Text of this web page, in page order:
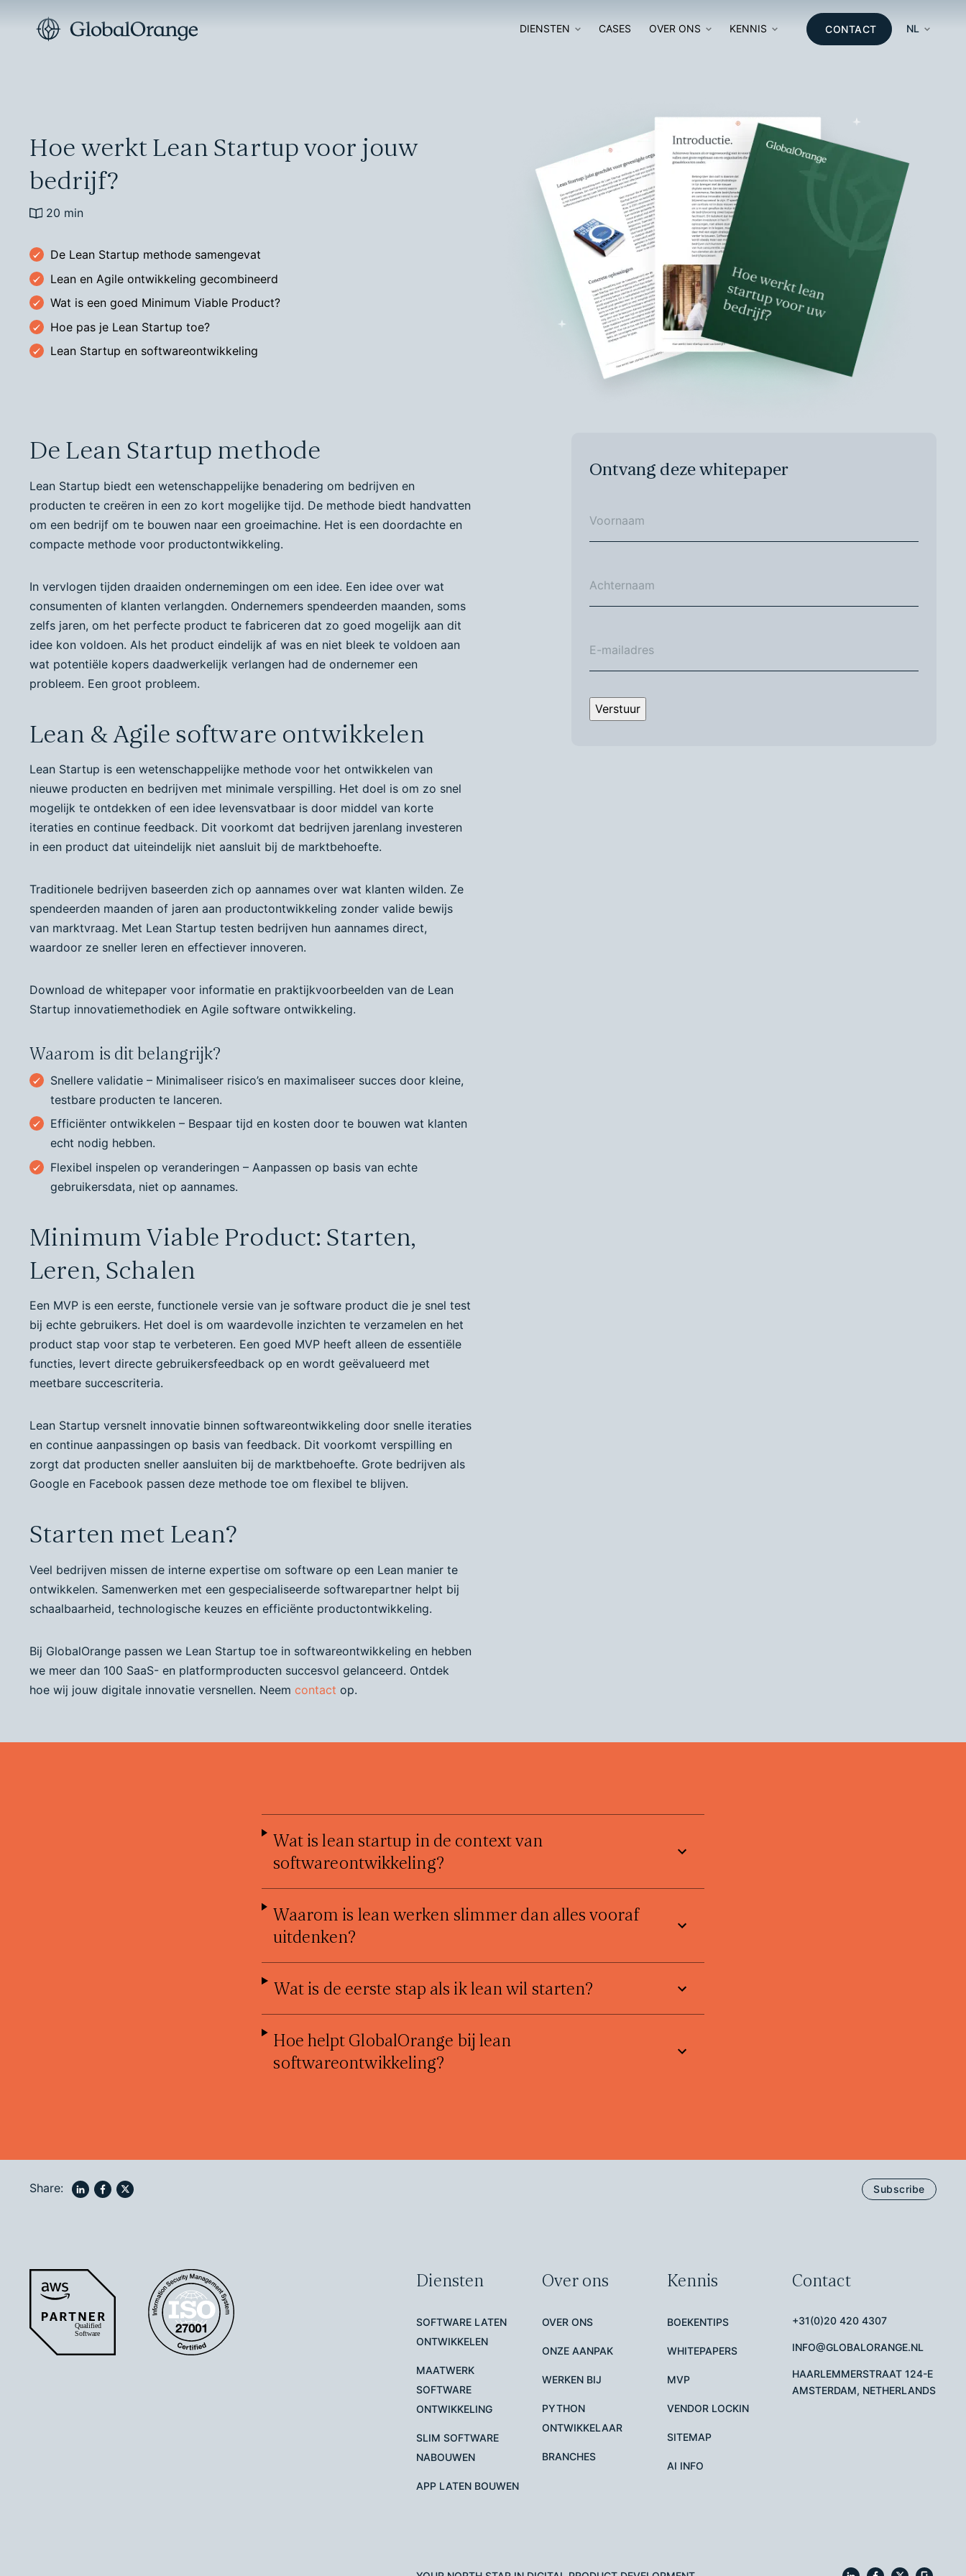
DIENSTEN
DIGITALE
TRANSFORMATIE
AI-ADOPTIE
CASES OVER ONS KENNIS CONTACT NL
Hoe werkt Lean Startup voor jouw
bedrijf?
20 min
De Lean Startup methode samengevat
Lean en Agile ontwikkeling gecombineerd
Wat is een goed Minimum Viable Product?
Hoe pas je Lean Startup toe?
Lean Startup en softwareontwikkeling
De Lean Startup methode
Lean Startup biedt een wetenschappelijke benadering om bedrijven en
producten te creëren in een zo kort mogelijke tijd. De methode biedt handvatten
om een bedrijf om te bouwen naar een groeimachine. Het is een doordachte en
compacte methode voor productontwikkeling.
In vervlogen tijden draaiden ondernemingen om een idee. Een idee over wat
consumenten of klanten verlangden. Ondernemers spendeerden maanden, soms
zelfs jaren, om het perfecte product te fabriceren dat zo goed mogelijk aan dit
idee kon voldoen. Als het product eindelijk af was en niet bleek te voldoen aan
wat potentiële kopers daadwerkelijk verlangen had de ondernemer een
probleem. Een groot probleem.
Lean & Agile software ontwikkelen
Lean Startup is een wetenschappelijke methode voor het ontwikkelen van
nieuwe producten en bedrijven met minimale verspilling. Het doel is om zo snel
mogelijk te ontdekken of een idee levensvatbaar is door middel van korte
iteraties en continue feedback. Dit voorkomt dat bedrijven jarenlang investeren
in een product dat uiteindelijk niet aansluit bij de marktbehoefte.
Traditionele bedrijven baseerden zich op aannames over wat klanten wilden. Ze
spendeerden maanden of jaren aan productontwikkeling zonder valide bewijs
van marktvraag. Met Lean Startup testen bedrijven hun aannames direct,
waardoor ze sneller leren en effectiever innoveren.
Download de whitepaper voor informatie en praktijkvoorbeelden van de Lean
Startup innovatiemethodiek en Agile software ontwikkeling.
Waarom is dit belangrijk?
Snellere validatie – Minimaliseer risico’s en maximaliseer succes door kleine,
testbare producten te lanceren.
Efficiënter ontwikkelen – Bespaar tijd en kosten door te bouwen wat klanten
echt nodig hebben.
Flexibel inspelen op veranderingen – Aanpassen op basis van echte
gebruikersdata, niet op aannames.
Minimum Viable Product: Starten,
Leren, Schalen
Een MVP is een eerste, functionele versie van je software product die je snel test
bij echte gebruikers. Het doel is om waardevolle inzichten te verzamelen en het
product stap voor stap te verbeteren. Een goed MVP heeft alleen de essentiële
functies, levert directe gebruikersfeedback op en wordt geëvalueerd met
meetbare succescriteria.
Lean Startup versnelt innovatie binnen softwareontwikkeling door snelle iteraties
en continue aanpassingen op basis van feedback. Dit voorkomt verspilling en
zorgt dat producten sneller aansluiten bij de marktbehoefte. Grote bedrijven als
Google en Facebook passen deze methode toe om flexibel te blijven.
Starten met Lean?
Veel bedrijven missen de interne expertise om software op een Lean manier te
ontwikkelen. Samenwerken met een gespecialiseerde softwarepartner helpt bij
schaalbaarheid, technologische keuzes en efficiënte productontwikkeling.
Bij GlobalOrange passen we Lean Startup toe in softwareontwikkeling en hebben
we meer dan 100 SaaS- en platformproducten succesvol gelanceerd. Ontdek
hoe wij jouw digitale innovatie versnellen. Neem contact op.
Ontvang deze whitepaper
Verstuur
Wat is lean startup in de context van
softwareontwikkeling?
Waarom is lean werken slimmer dan alles vooraf
uitdenken?
Wat is de eerste stap als ik lean wil starten?
Hoe helpt GlobalOrange bij lean
softwareontwikkeling?
Share: Subscribe
Diensten
SOFTWARE LATEN
ONTWIKKELEN
MAATWERK
SOFTWARE
ONTWIKKELING
SLIM SOFTWARE
NABOUWEN
APP LATEN BOUWEN
Over ons
OVER ONS
ONZE AANPAK
WERKEN BIJ
PYTHON
ONTWIKKELAAR
BRANCHES
Kennis
BOEKENTIPS
WHITEPAPERS
MVP
VENDOR LOCKIN
SITEMAP
AI INFO
Contact
+31(0)20 420 4307
INFO@GLOBALORANGE.NL
HAARLEMMERSTRAAT 124-E
AMSTERDAM, NETHERLANDS